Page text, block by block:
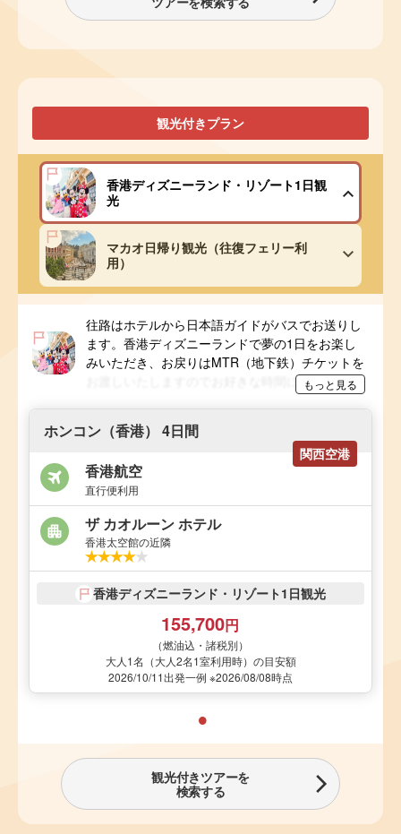
観光付きプラン
香港ディズニーランド・リゾート1日観
光
マカオ日帰り観光（往復フェリー利
用）
往路はホテルから日本語ガイドがバスでお送りし
ます。香港ディズニーランドで夢の1日をお楽し
みいただき、お戻りはMTR（地下鉄）チケットを
お渡しいたしますのでお好きな時間にお帰りくだ
さい。ガイドは園内には入場いたしません。Use
Kong Disneyland under its agreement with
CREAIVE CHINA HOLIDAY TOUR LIMITED
もっと見る
ホンコン（香港） 4日間
関西空港
香港航空
直行便利用
ザ カオルーン ホテル
香港太空館の近隣
香港ディズニーランド・リゾート1日観光
155,700円
（燃油込・諸税別）
大人1名（大人2名1室利用時）の目安額
2026/10/11出発一例 ※2026/08/08時点
観光付きツアーを
検索する